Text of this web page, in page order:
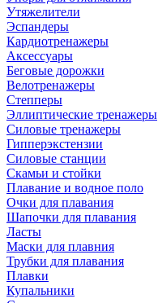
Утяжелители
Эспандеры
Кардиотренажеры
Аксессуары
Беговые дорожки
Велотренажеры
Степперы
Эллиптические тренажеры
Силовые тренажеры
Гипперэкстензии
Силовые станции
Скамьи и стойки
Плавание и водное поло
Очки для плавания
Шапочки для плавания
Ласты
Маски для плавния
Трубки для плавания
Плавки
Купальники